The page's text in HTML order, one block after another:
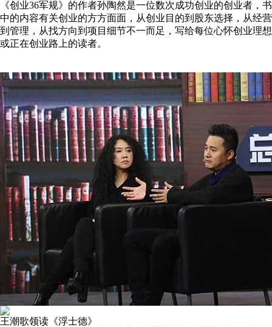
《创业36军规》的作者孙陶然是一位数次成功创业的创业者，书
中的内容有关创业的方方面面，从创业目的到股东选择，从经营
到管理，从找方向到项目细节不一而足，写给每位心怀创业理想
或正在创业路上的读者。
王潮歌领读《浮士德》